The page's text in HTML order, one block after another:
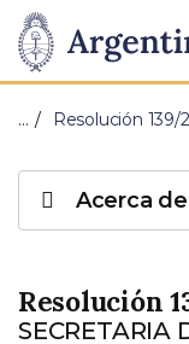
Presidencia
de
Nación
Pasar al
… Resolución 139/
Resolución
SECRETARIA
Acerca